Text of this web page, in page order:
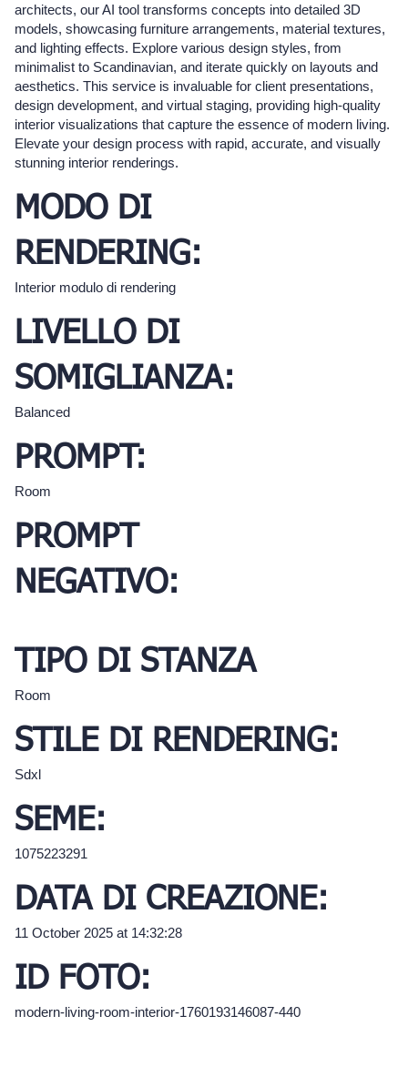
architects, our AI tool transforms concepts into detailed 3D
models, showcasing furniture arrangements, material textures,
and lighting effects. Explore various design styles, from
minimalist to Scandinavian, and iterate quickly on layouts and
aesthetics. This service is invaluable for client presentations,
design development, and virtual staging, providing high-quality
interior visualizations that capture the essence of modern living.
Elevate your design process with rapid, accurate, and visually
stunning interior renderings.
MODO DI
RENDERING:
Interior modulo di rendering
LIVELLO DI
SOMIGLIANZA:
Balanced
PROMPT:
Room
PROMPT
NEGATIVO:
TIPO DI STANZA
Room
STILE DI RENDERING:
Sdxl
SEME:
1075223291
DATA DI CREAZIONE:
11 October 2025 at 14:32:28
ID FOTO:
modern-living-room-interior-1760193146087-440